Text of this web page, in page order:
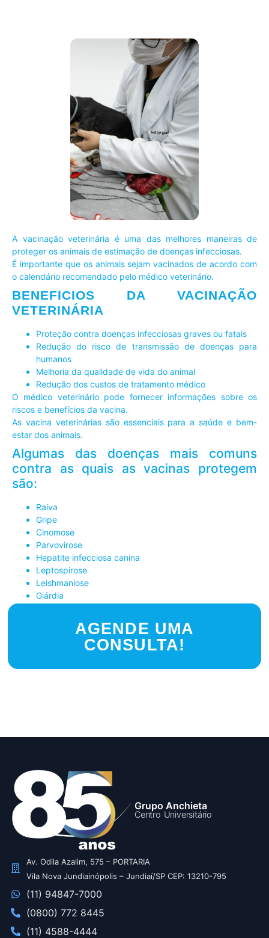
A vacinação veterinária é uma das melhores maneiras de
proteger os animais de estimação de doenças infecciosas.
É importante que os animais sejam vacinados de acordo com
o calendário recomendado pelo médico veterinário.
BENEFICIOS DA VACINAÇÃO
VETERINÁRIA
Proteção contra doenças infecciosas graves ou fatais
Redução do risco de transmissão de doenças para
humanos
Melhoria da qualidade de vida do animal
Redução dos custos de tratamento médico
O médico veterinário pode fornecer informações sobre os
riscos e benefícios da vacina.
As vacina veterinárias são essenciais para a saúde e bem-
estar dos animais.
Algumas das doenças mais comuns
contra as quais as vacinas protegem
são:
Raiva
Gripe
Cinomose
Parvovirose
Hepatite infecciosa canina
Leptospirose
Leishmaniose
Giárdia
AGENDE UMA
CONSULTA!
Grupo Anchieta
Centro Universitário
Av. Odila Azalim, 575 – PORTARIA
Vila Nova Jundiainópolis – Jundiaí/SP CEP: 13210-795
(11) 94847-7000
(0800) 772 8445
(11) 4588-4444